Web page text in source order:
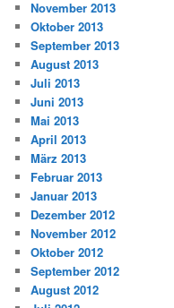
November 2013
Oktober 2013
September 2013
August 2013
Juli 2013
Juni 2013
Mai 2013
April 2013
März 2013
Februar 2013
Januar 2013
Dezember 2012
November 2012
Oktober 2012
September 2012
August 2012